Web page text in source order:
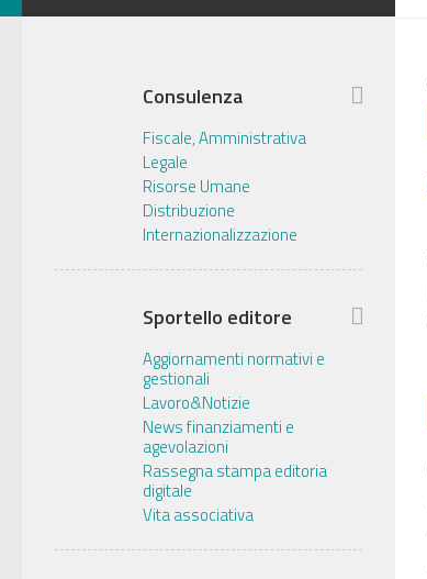
Consulenza
Fiscale, Amministrativa
Legale
Risorse Umane
Distribuzione
Internazionalizzazione
Sportello editore
Aggiornamenti normativi e
gestionali
Lavoro&Notizie
News finanziamenti e
agevolazioni
Rassegna stampa editoria
digitale
Vita associativa